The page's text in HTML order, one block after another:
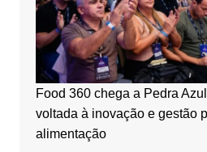
Food 360 chega a Pedra
voltada à inovação e gestão
alimentação